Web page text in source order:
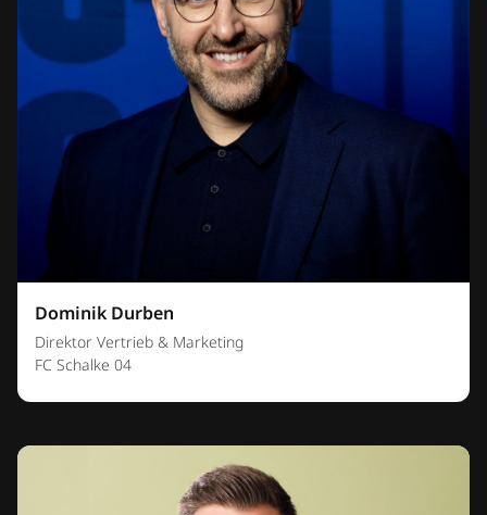
Dominik Durben
Direktor Vertrieb & Marketing
FC Schalke 04